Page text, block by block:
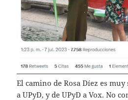
El camino de Rosa Díez es
a UPyD, y de UPyD a Vox. No